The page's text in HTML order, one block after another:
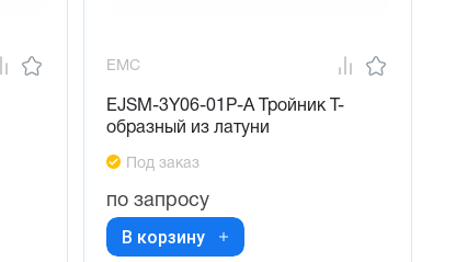
EMC
EJSM-3Y06-01P-A Тройник Т-
образный из латуни
Под заказ
по запросу
В корзину